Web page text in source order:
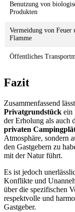
Benutzung von
Produkten
Vermeidung von Feuer
Flamme
Öffentliches
Fazit
Zusammenfassend
Privatgrundstück ein
der Erholung als auch
privaten
Atmosphäre, sondern
den Gastgebern zu
mit der Natur führt.
Es ist jedoch
Konflikte und
über die spezifischen
respektvolle und
Gastgeber.